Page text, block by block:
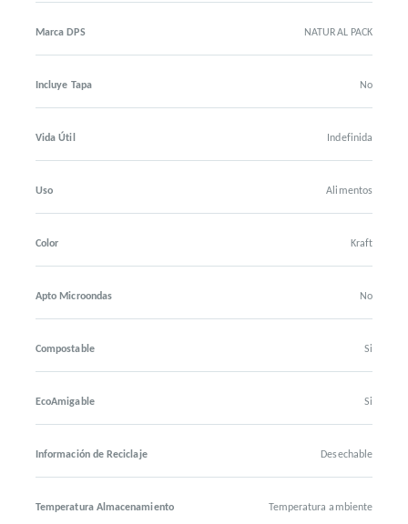
Marca DPS NATURAL PACK
Incluye Tapa No
Vida Útil Indefinida
Uso Alimentos
Color Kraft
Apto Microondas No
Compostable Si
EcoAmigable Si
Información de Reciclaje Desechable
Temperatura Almacenamiento Temperatura ambiente